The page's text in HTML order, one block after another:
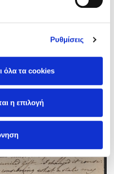
Ρυθμίσεις
όλα τα cookies
η επιλογή